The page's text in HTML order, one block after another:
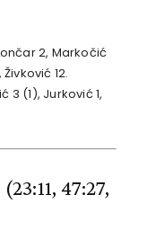
2, Markočić
12.
3 (1), Jurković 1,
(23:11, 47:27,